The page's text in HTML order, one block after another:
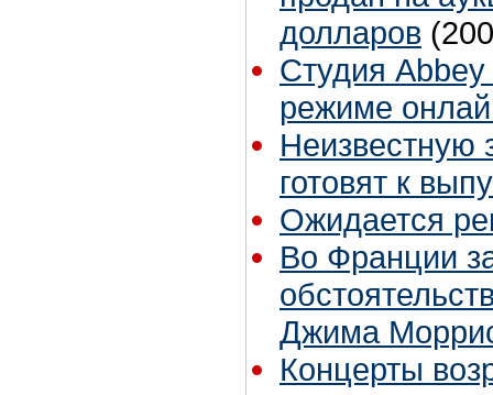
долларов
Студия Abbey
режиме
Неизвестную
готовят к
Ожидается
Во Франции
Джима
Концерты